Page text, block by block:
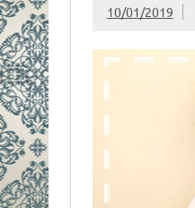
10/01/2019